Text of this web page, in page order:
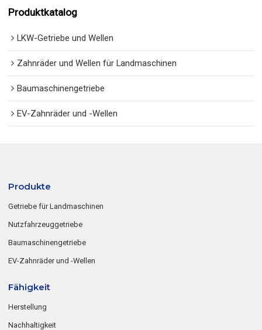
Produktkatalog
LKW-Getriebe und Wellen
Zahnräder und Wellen für Landmaschinen
Baumaschinengetriebe
EV-Zahnräder und -Wellen
Produkte
Getriebe für Landmaschinen
Nutzfahrzeuggetriebe
Baumaschinengetriebe
EV-Zahnräder und -Wellen
Fähigkeit
Herstellung
Nachhaltigkeit